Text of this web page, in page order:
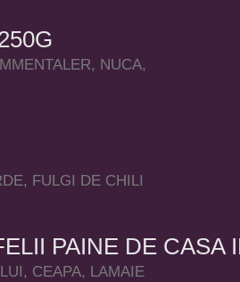
NUCA,
FULGI DE CHILI
PAINE DE CASA
CEAPA, LAMAIE